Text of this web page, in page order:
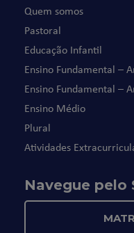
Quem somos
Pastoral
Educação Infantil
Ensino Fundamental –
Ensino Fundamental –
Ensino Médio
Plural
Atividades
Navegue pelo